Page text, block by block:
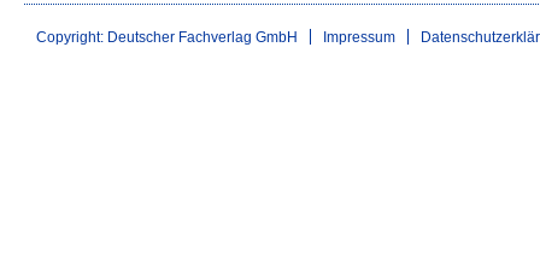
Copyright: Deutscher Fachverlag GmbH Impressum